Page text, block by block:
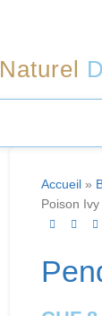
Naturel
Accueil »
Poison Ivy